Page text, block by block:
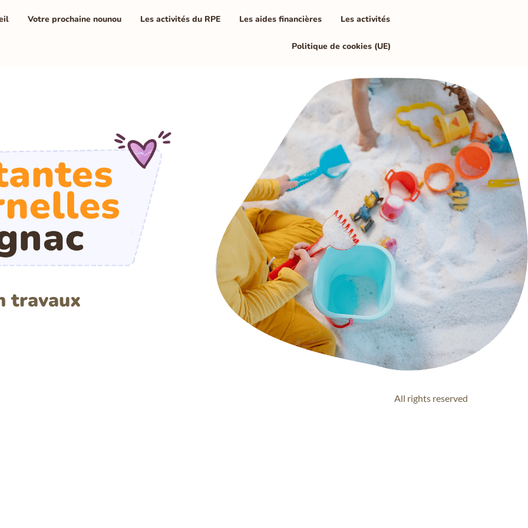
Votre prochaine nounou Les activités du RPE Les aides financières Les activités
Politique de cookies (UE)
travaux
All rights reserved